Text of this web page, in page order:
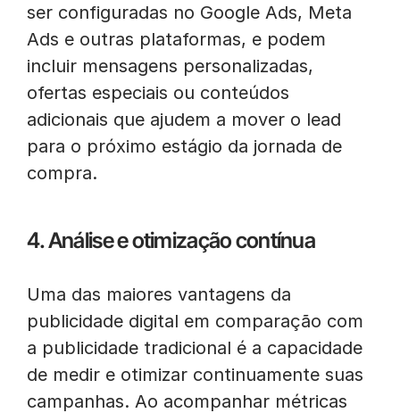
ser configuradas no Google Ads, Meta
Ads e outras plataformas, e podem
incluir mensagens personalizadas,
ofertas especiais ou conteúdos
adicionais que ajudem a mover o lead
para o próximo estágio da jornada de
compra.
4. Análise e otimização contínua
Uma das maiores vantagens da
publicidade digital em comparação com
a publicidade tradicional é a capacidade
de medir e otimizar continuamente suas
campanhas. Ao acompanhar métricas